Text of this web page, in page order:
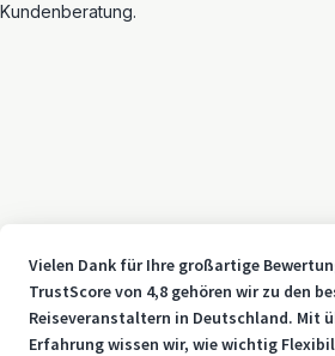
Kundenberatung.
Vielen Dank für Ihre großartige
TrustScore von 4,8 gehören wir zu den
Reiseveranstaltern in Deutschland. Mit
Erfahrung wissen wir, wie wichtig